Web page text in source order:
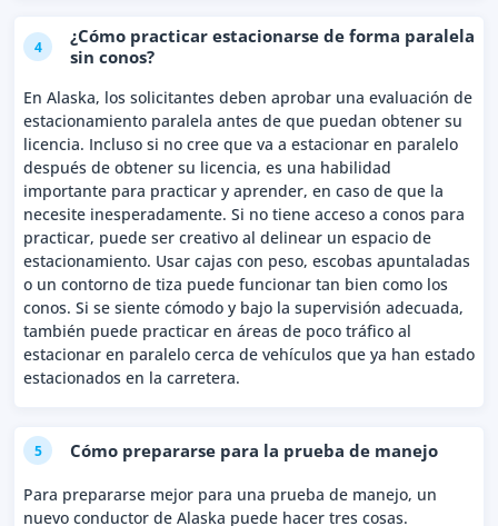
4
¿Cómo practicar estacionarse de forma paralela
sin conos?
En Alaska, los solicitantes deben aprobar una evaluación de
estacionamiento paralela antes de que puedan obtener su
licencia. Incluso si no cree que va a estacionar en paralelo
después de obtener su licencia, es una habilidad
importante para practicar y aprender, en caso de que la
necesite inesperadamente. Si no tiene acceso a conos para
practicar, puede ser creativo al delinear un espacio de
estacionamiento. Usar cajas con peso, escobas apuntaladas
o un contorno de tiza puede funcionar tan bien como los
conos. Si se siente cómodo y bajo la supervisión adecuada,
también puede practicar en áreas de poco tráfico al
estacionar en paralelo cerca de vehículos que ya han estado
estacionados en la carretera.
5 Cómo prepararse para la prueba de manejo
Para prepararse mejor para una prueba de manejo, un
nuevo conductor de Alaska puede hacer tres cosas.